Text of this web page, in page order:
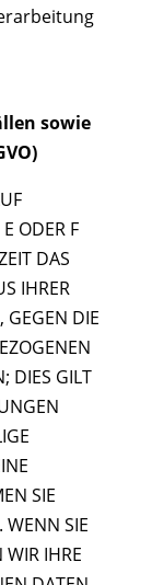
sowie
ODER F
DAS
IHRER
GEGEN DIE
DIES GILT
SIE
WENN SIE
WIR IHRE